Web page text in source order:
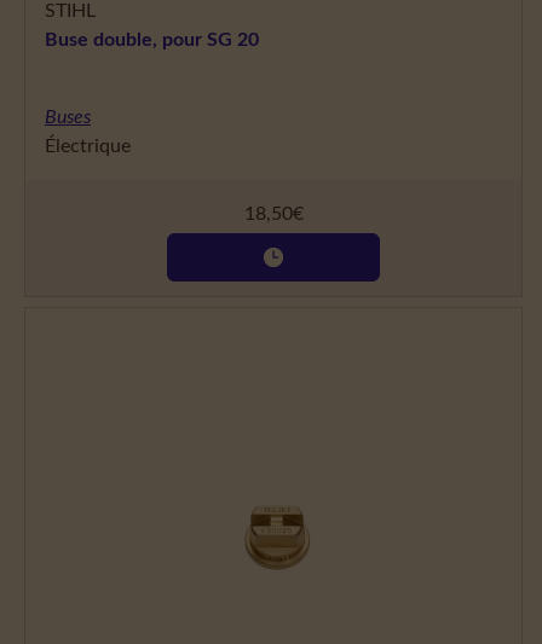
STIHL
Buse double, pour SG 20
Buses
Électrique
18,50€